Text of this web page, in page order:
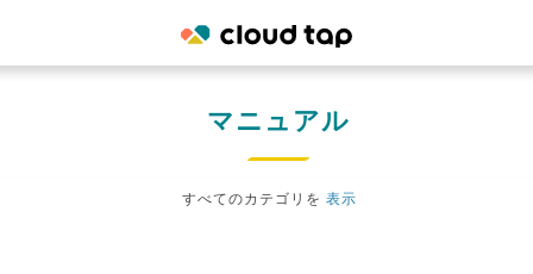
マニュアル
すべてのカテゴリを 表示